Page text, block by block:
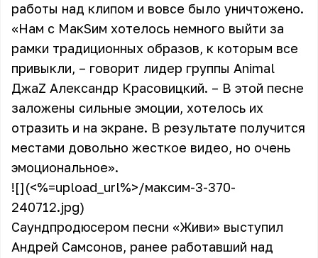
работы над клипом и вовсе было уничтожено.
«Нам с МакSим хотелось немного выйти за
рамки традиционных образов, к которым все
привыкли, – говорит лидер группы Animal
ДжаZ Александр Красовицкий. – В этой песне
заложены сильные эмоции, хотелось их
отразить и на экране. В результате получится
местами довольно жесткое видео, но очень
эмоциональное».
![](<%=upload_url%>/максим-3-370-
240712.jpg)
Саундпродюсером песни «Живи» выступил
Андрей Самсонов, ранее работавший над